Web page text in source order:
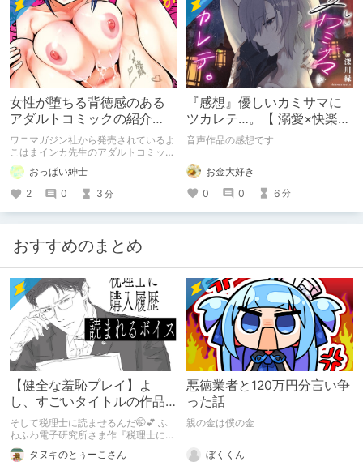
女性が堕ちる背徳感のある
アダルトコミックの紹介
【よこはまインカ】
ワニマガジン社から発売されているよ
こはまインカ先生のアダルトコミック
「女教師が堕ちた理由【デジタル特装
版】」の紹介です
おっぱい紳士
2
0 3 分
『感想』優しいカミサマに
ツカレテ…。【 溺愛×快楽責
め 】兄のように慕っていた
音声作品の感想です
お金大好き
0
0 6 分
おすすめのまとめ
【健全な羞恥プレイ】よ
し、すごいタイトルの作品
をまた買おう。【湧き上が
る不健全な気持ち】
そして税理士に読ませるんだ🤭💕 ふ
わふわ電子研究所さま作『税理士に購
入履歴読まれるボイス』の感想レビュ
ーです！タヌキのとぅーこさん
悪徳業者と120万円分言い争
った話
親の金は僕の金
ぼくくん